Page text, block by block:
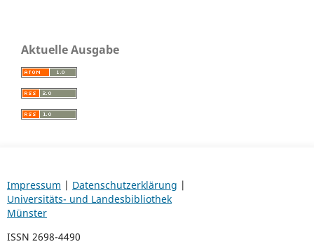
Aktuelle Ausgabe
Impressum | Datenschutzerklärung |
Universitäts- und Landesbibliothek
Münster
ISSN 2698-4490